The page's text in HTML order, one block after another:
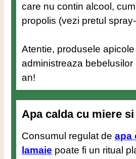
care nu contin alcool,
propolis (vezi pretul
Atentie, produsele
administreaza bebelusilor
an!
Apa calda cu miere
Consumul regulat de apa
lamaie poate fi un ritual